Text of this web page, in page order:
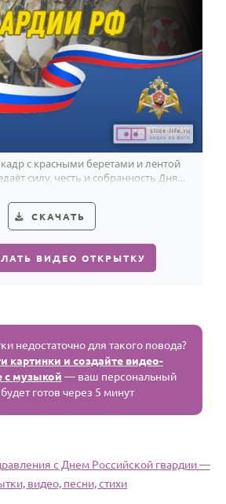
с красными беретами и лентой
силу, честь и собранность Дня
СКАЧАТЬ
ВИДЕО ОТКРЫТКУ
недостаточно для такого повода?
картинки и создайте видео-
с музыкой — ваш персональный
готов через 5 минут
с Днем Российской гвардии —
видео, песни, стихи